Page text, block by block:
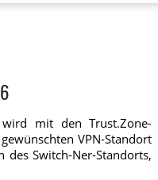
mit den Trust.Zone-
VPN-Standort
Switch-Ner-Standorts,